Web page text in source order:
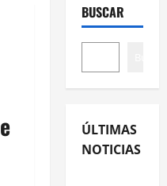
BUSCAR
ÚLTIMAS
NOTICIAS